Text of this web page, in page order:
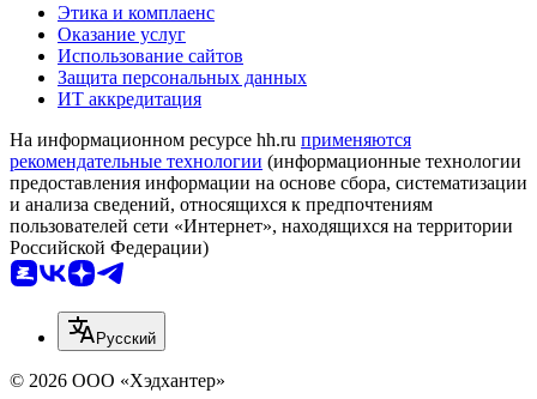
Этика и комплаенс
Оказание услуг
Использование сайтов
Защита персональных данных
ИТ аккредитация
На информационном ресурсе hh.ru применяются
рекомендательные технологии (информационные технологии
предоставления информации на основе сбора, систематизации
и анализа сведений, относящихся к предпочтениям
пользователей сети «Интернет», находящихся на территории
Российской Федерации)
Русский
© 2026 ООО «Хэдхантер»